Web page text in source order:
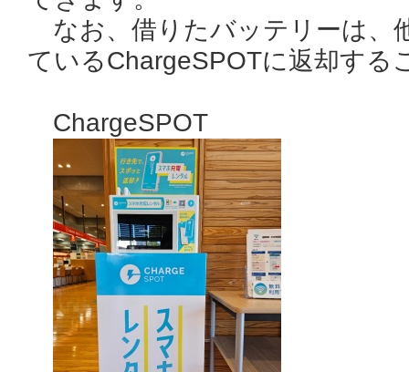
なお、借りたバッテリーは、
ているChargeSPOTに返却する
ChargeSPOT